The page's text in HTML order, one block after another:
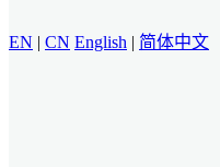
EN | CN English | 简体中文